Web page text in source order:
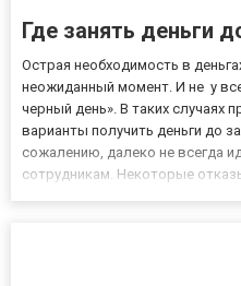
Где занять деньги
Острая необходимость в
неожиданный момент. И не у
черный день». В таких случаях
варианты получить деньги до
сожалению, далеко не всегда
сотрудникам. Некоторые